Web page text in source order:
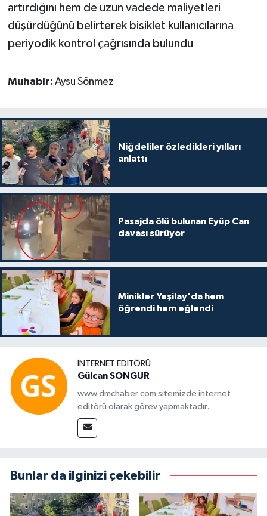
artırdığını hem de uzun vadede maliyetleri
düşürdüğünü belirterek bisiklet kullanıcılarına
periyodik kontrol çağrısında bulundu
Muhabir: Aysu Sönmez
Niğdeliler özledikleri yılları
anlattı
Pasajda ölü bulunan Eyüp Can
davası sürüyor
Minikler Yeşilay'da hem
öğrendi hem eğlendi
İNTERNET EDITÖRÜ
Gülcan SONGUR
www.dmchaber.com sitemizde internet
editörü olarak görev yapmaktadır.
Bunlar da ilginizi çekebilir